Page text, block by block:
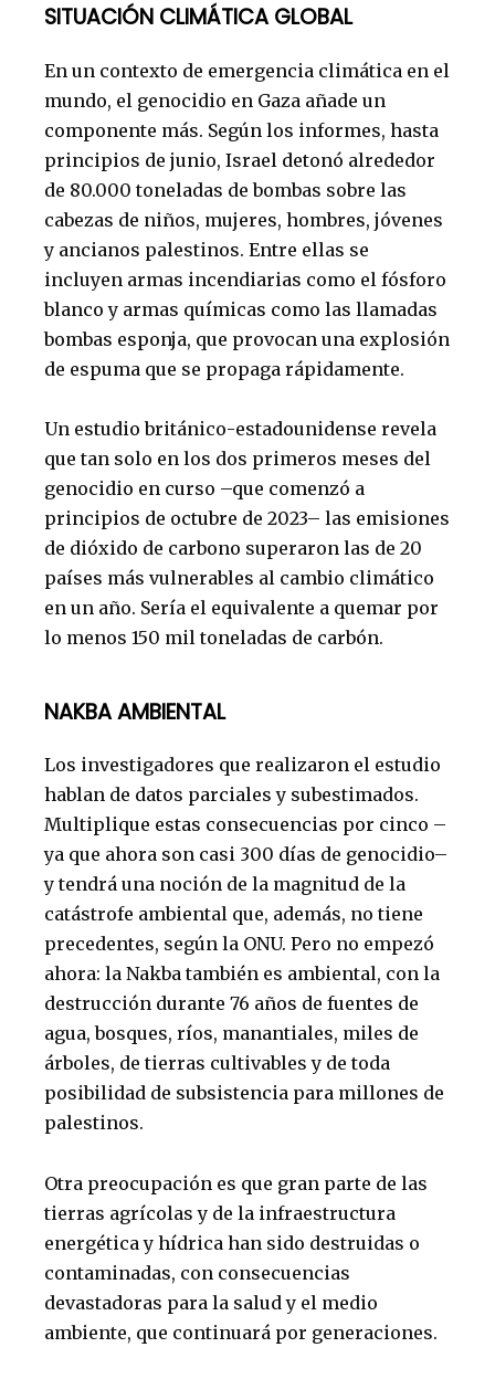
SITUACIÓN CLIMÁTICA GLOBAL
En un contexto de emergencia climática en el
mundo, el genocidio en Gaza añade un
componente más. Según los informes, hasta
principios de junio, Israel detonó alrededor
de 80.000 toneladas de bombas sobre las
cabezas de niños, mujeres, hombres, jóvenes
y ancianos palestinos. Entre ellas se
incluyen armas incendiarias como el fósforo
blanco y armas químicas como las llamadas
bombas esponja, que provocan una explosión
de espuma que se propaga rápidamente.
Un estudio británico-estadounidense revela
que tan solo en los dos primeros meses del
genocidio en curso –que comenzó a
principios de octubre de 2023– las emisiones
de dióxido de carbono superaron las de 20
países más vulnerables al cambio climático
en un año. Sería el equivalente a quemar por
lo menos 150 mil toneladas de carbón.
NAKBA AMBIENTAL
Los investigadores que realizaron el estudio
hablan de datos parciales y subestimados.
Multiplique estas consecuencias por cinco –
ya que ahora son casi 300 días de genocidio–
y tendrá una noción de la magnitud de la
catástrofe ambiental que, además, no tiene
precedentes, según la ONU. Pero no empezó
ahora: la Nakba también es ambiental, con la
destrucción durante 76 años de fuentes de
agua, bosques, ríos, manantiales, miles de
árboles, de tierras cultivables y de toda
posibilidad de subsistencia para millones de
palestinos.
Otra preocupación es que gran parte de las
tierras agrícolas y de la infraestructura
energética y hídrica han sido destruidas o
contaminadas, con consecuencias
devastadoras para la salud y el medio
ambiente, que continuará por generaciones.